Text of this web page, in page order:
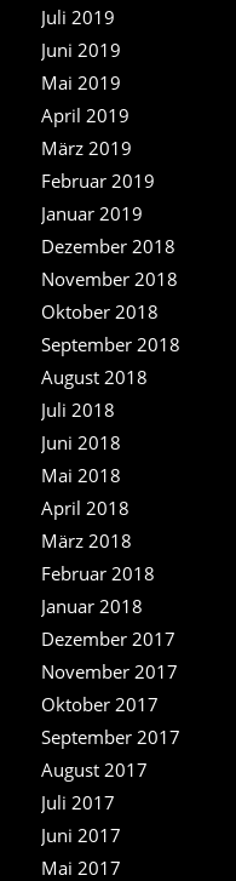
Juli 2019
Juni 2019
Mai 2019
April 2019
März 2019
Februar 2019
Januar 2019
Dezember 2018
November 2018
Oktober 2018
September 2018
August 2018
Juli 2018
Juni 2018
Mai 2018
April 2018
März 2018
Februar 2018
Januar 2018
Dezember 2017
November 2017
Oktober 2017
September 2017
August 2017
Juli 2017
Juni 2017
Mai 2017